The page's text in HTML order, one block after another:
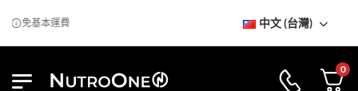
免基本運費 中文 (台灣)
0